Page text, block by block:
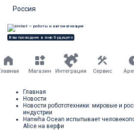
Россия
Ваш проводник в мир будущего
Магазин Интеграция Сервис
Главная
Новости
Новости робототехники: мировые и
индустрии
Hanwha Ocean испытывает
Alice на верфи